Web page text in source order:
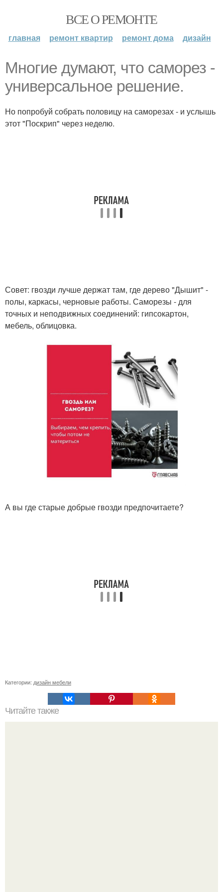
ВСЕ О РЕМОНТЕ
главная ремонт квартир ремонт дома дизайн
Многие думают, что саморез -
универсальное решение.
Но попробуй собрать половицу на саморезах - и услышь
этот "Поскрип" через неделю.
Совет: гвозди лучше держат там, где дерево "Дышит" -
полы, каркасы, черновые работы. Саморезы - для
точных и неподвижных соединений: гипсокартон,
мебель, облицовка.
А вы где старые добрые гвозди предпочитаете?
Категории: дизайн мебели
Читайте также